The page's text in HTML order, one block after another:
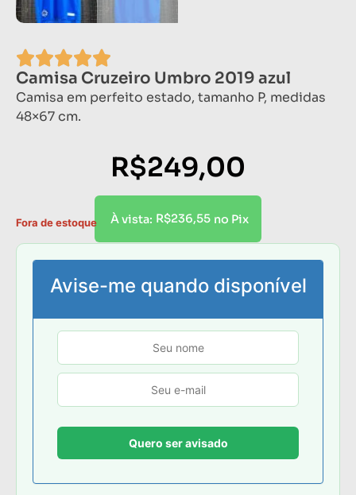
Camisa Cruzeiro Umbro 2019 azul
Camisa em perfeito estado, tamanho P, medidas
48×67 cm.
R$249,00
À vista: R$236,55 no Pix
Fora de estoque
Avise-me quando disponível